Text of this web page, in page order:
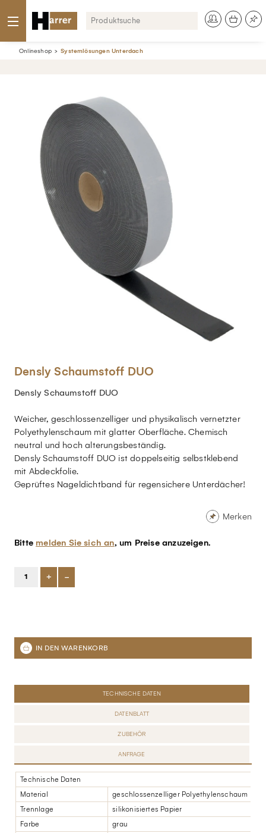
Onlineshop Systemlösungen Unterdach
Densly Schaumstoff DUO
Densly Schaumstoff DUO
Weicher, geschlossenzelliger und physikalisch vernetzter
Polyethylenschaum mit glatter Oberfläche. Chemisch
neutral und hoch alterungsbeständig.
Densly Schaumstoff DUO ist doppelseitig selbstklebend
mit Abdeckfolie.
Geprüftes Nageldichtband für regensichere Unterdächer!
Merken
Bitte melden Sie sich an, um Preise anzuzeigen.
+ -
TECHNISCHE DATEN
DATENBLATT
ZUBEHÖR
ANFRAGE
Technische Daten
Material
geschlossenzelliger Polyethylenschaum
Trennlage
silikonisiertes Papier
Farbe
grau